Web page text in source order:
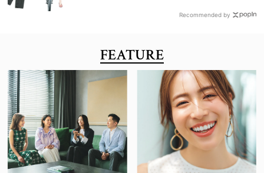
Recommended by
FEATURE